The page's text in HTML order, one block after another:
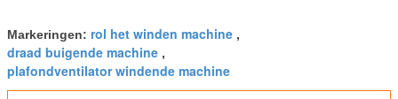
Markeringen: rol het winden machine ,
draad buigende machine ,
plafondventilator windende machine